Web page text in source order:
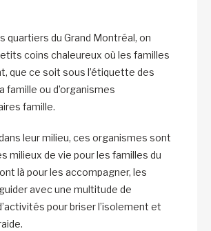
quartiers du Grand Montréal, on
coins chaleureux où les familles
que ce soit sous l’étiquette des
famille ou d’organismes
famille.
leur milieu, ces organismes sont
milieux de vie pour les familles du
là pour les accompagner, les
avec une multitude de
pour briser l’isolement et